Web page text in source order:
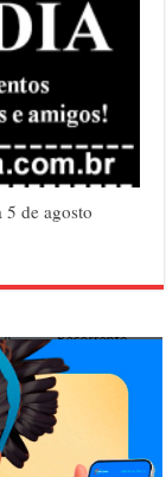
5 de agosto